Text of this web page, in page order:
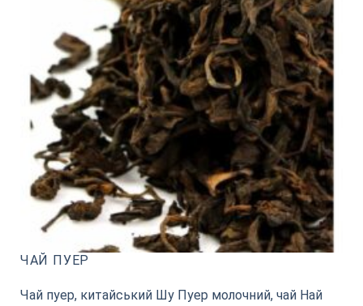
ЧАЙ ПУЕР
Чай пуер, китайський Шу Пуер молочний, чай Най